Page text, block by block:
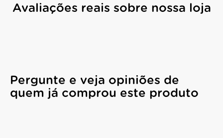
Avaliações reais sobre nossa loja
Pergunte e veja opiniões de
quem já comprou este produto